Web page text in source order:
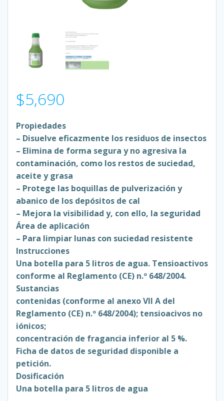
$5,690
Propiedades
– Disuelve eficazmente los residuos de insectos
– Elimina de forma segura y no agresiva la
contaminación, como los restos de suciedad,
aceite y grasa
– Protege las boquillas de pulverización y
abanico de los depósitos de cal
– Mejora la visibilidad y, con ello, la seguridad
Área de aplicación
– Para limpiar lunas con suciedad resistente
Instrucciones
Una botella para 5 litros de agua. Tensioactivos
conforme al Reglamento (CE) n.º 648/2004.
Sustancias
contenidas (conforme al anexo VII A del
Reglamento (CE) n.º 648/2004); tensioacivos no
iónicos;
concentración de fragancia inferior al 5 %.
Ficha de datos de seguridad disponible a
petición.
Dosificación
Una botella para 5 litros de agua